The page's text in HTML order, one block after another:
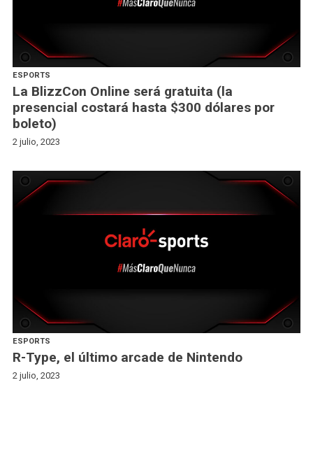
ESPORTS
La BlizzCon Online será gratuita (la
presencial costará hasta $300 dólares por
boleto)
2 julio, 2023
ESPORTS
R-Type, el último arcade de Nintendo
2 julio, 2023